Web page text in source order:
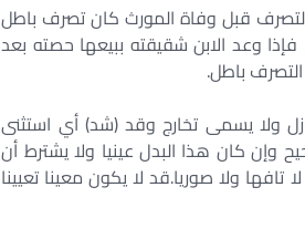
التصرف قبل وفاة المورث كان تصرف باطل
وعد الابن شقيقته ببيعها حصته بعد
باطل.
ولا يسمى تخارج وقد (شد) أي استثنى
وإن كان هذا البدل عينيا ولا يشترط أن
ولا صوريا.قد لا يكون معينا تعيينا